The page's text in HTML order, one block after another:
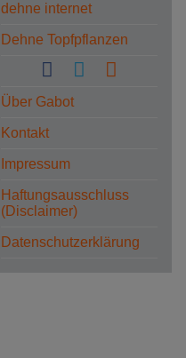
dehne internet
Dehne Topfpflanzen
Über Gabot
Kontakt
Impressum
Haftungsausschluss
(Disclaimer)
Datenschutzerklärung